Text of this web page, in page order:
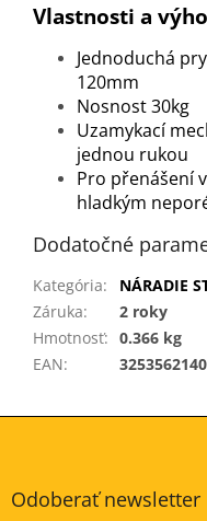
Vlastnosti a
Jednoduchá
120mm
Nosnost 30kg
Uzamykací
jednou rukou
Pro přenášení
hladkým
Dodatočné
Kategória:
NÁRADIE
Záruka:
2 roky
Hmotnosť: 0.366 kg
EAN:
Z
Odoberať newsletter